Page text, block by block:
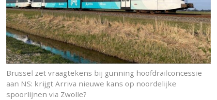
Brussel zet vraagtekens bij gunning hoofdrailconcessie
aan NS: krijgt Arriva nieuwe kans op noordelijke
spoorlijnen via Zwolle?